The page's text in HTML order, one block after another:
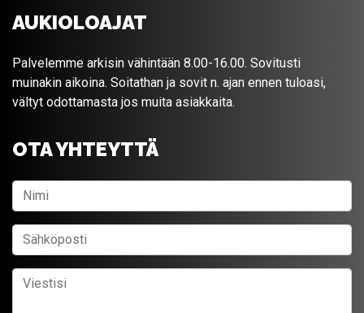
AUKIOLOAJAT
Palvelemme arkisin vähintään 8.00-16.00. Sovitusti
muinakin aikoina. Soitathan ja sovit n. ajan ennen tuloasi,
vältyt odottamasta jos muita asiakkaita.
OTA YHTEYTTÄ